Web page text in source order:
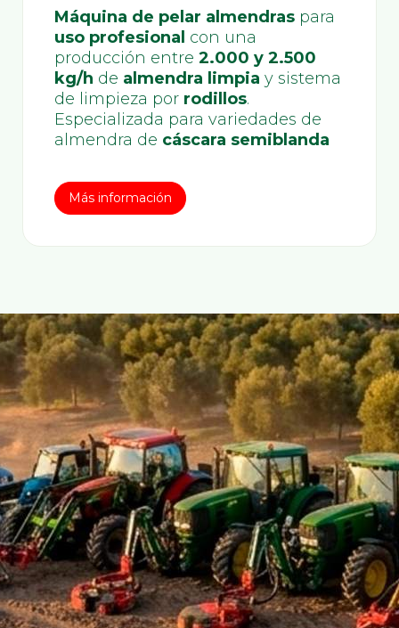
Máquina de pelar almendras para
uso profesional con una
producción entre 2.000 y 2.500
kg/h de almendra limpia y sistema
de limpieza por rodillos.
Especializada para variedades de
almendra de cáscara semiblanda
Más información